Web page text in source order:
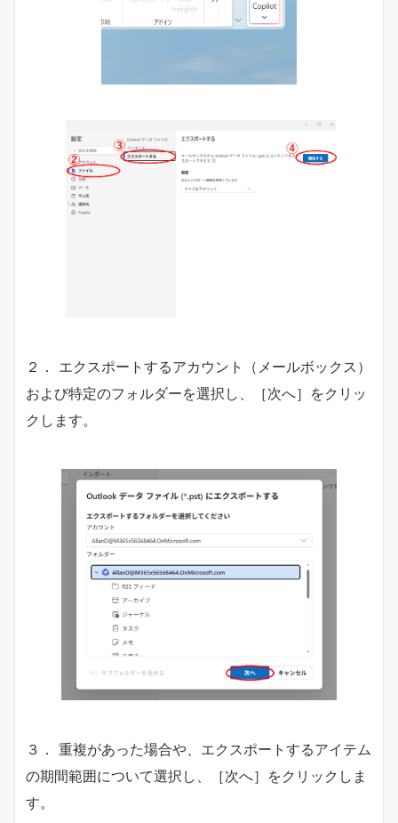
２． エクスポートするアカウント（メールボックス）
および特定のフォルダーを選択し、［次へ］をクリッ
クします。
３． 重複があった場合や、エクスポートするアイテム
の期間範囲について選択し、［次へ］をクリックしま
す。